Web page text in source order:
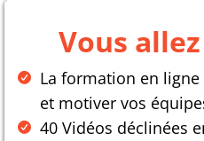
Vous
La formation en
et motiver vos
40 Vidéos déclinées